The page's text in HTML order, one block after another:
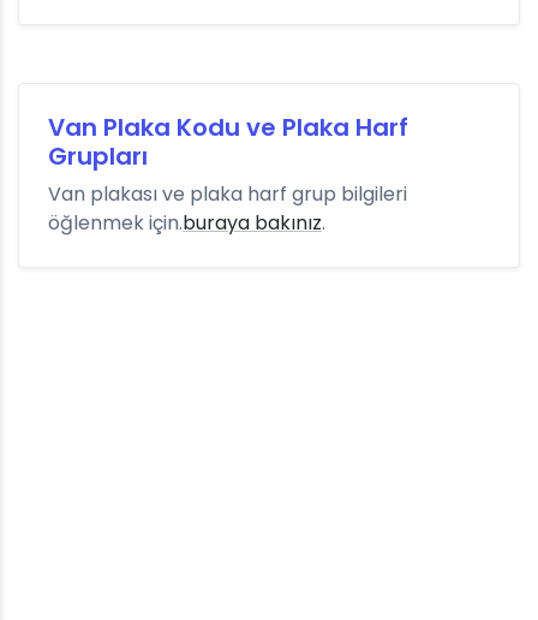
Van Plaka Kodu ve Plaka Harf
Grupları
Van plakası ve plaka harf grup bilgileri
öğlenmek için.buraya bakınız.